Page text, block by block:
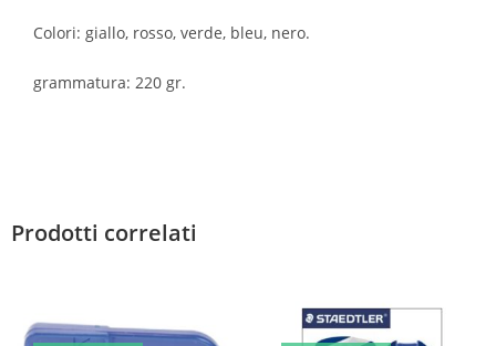
Colori: giallo, rosso, verde, bleu, nero.
grammatura: 220 gr.
Prodotti correlati